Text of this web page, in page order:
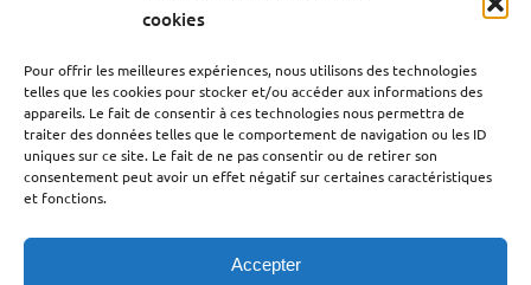
cookies
Pour offrir les meilleures expériences, nous utilisons des technologies
telles que les cookies pour stocker et/ou accéder aux informations des
appareils. Le fait de consentir à ces technologies nous permettra de
traiter des données telles que le comportement de navigation ou les ID
uniques sur ce site. Le fait de ne pas consentir ou de retirer son
consentement peut avoir un effet négatif sur certaines caractéristiques
et fonctions.
Accepter
Où nous trouver ?
Bollène
Nyons
Valréas
Lachapelle-sous-Aubenas